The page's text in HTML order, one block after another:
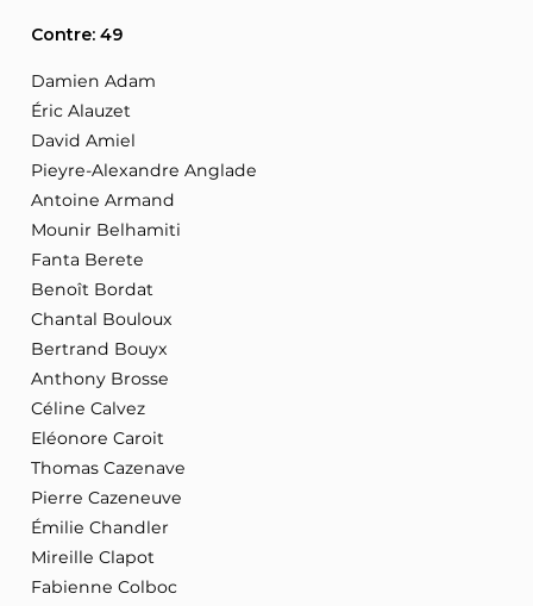
Contre: 49
Damien Adam
Éric Alauzet
David Amiel
Pieyre-Alexandre Anglade
Antoine Armand
Mounir Belhamiti
Fanta Berete
Benoît Bordat
Chantal Bouloux
Bertrand Bouyx
Anthony Brosse
Céline Calvez
Eléonore Caroit
Thomas Cazenave
Pierre Cazeneuve
Émilie Chandler
Mireille Clapot
Fabienne Colboc